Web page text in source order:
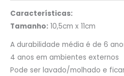
Características:
Tamanho: 10,5cm x 11cm
A durabilidade média é de 6
4 anos em ambientes externos
Pode ser lavado/molhado e